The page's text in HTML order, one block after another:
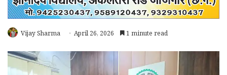
Vijay Sharma April 26, 2026 1 minute read